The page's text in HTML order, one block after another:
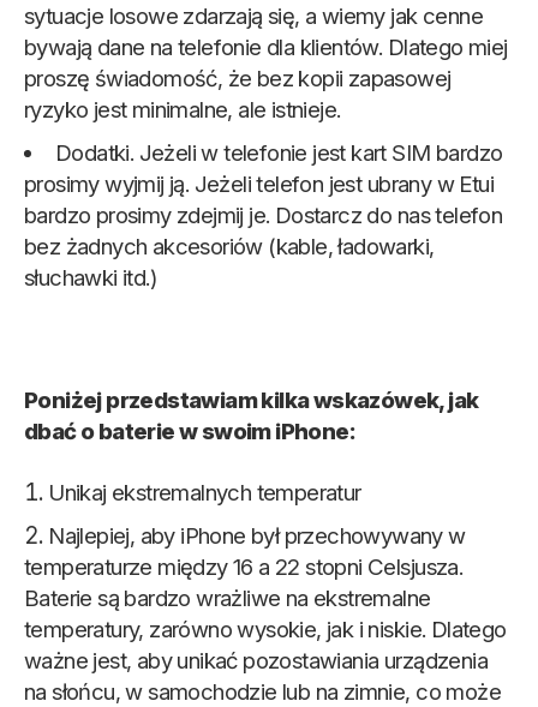
sytuacje losowe zdarzają się, a wiemy jak cenne
bywają dane na telefonie dla klientów. Dlatego miej
proszę świadomość, że bez kopii zapasowej
ryzyko jest minimalne, ale istnieje.
Dodatki. Jeżeli w telefonie jest kart SIM bardzo
prosimy wyjmij ją. Jeżeli telefon jest ubrany w Etui
bardzo prosimy zdejmij je. Dostarcz do nas telefon
bez żadnych akcesoriów (kable, ładowarki,
słuchawki itd.)
Poniżej przedstawiam kilka wskazówek, jak
dbać o baterie w swoim iPhone:
Unikaj ekstremalnych temperatur
Najlepiej, aby iPhone był przechowywany w
temperaturze między 16 a 22 stopni Celsjusza.
Baterie są bardzo wrażliwe na ekstremalne
temperatury, zarówno wysokie, jak i niskie. Dlatego
ważne jest, aby unikać pozostawiania urządzenia
na słońcu, w samochodzie lub na zimnie, co może